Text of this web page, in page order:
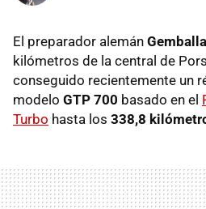
El preparador alemán Gemballa
kilómetros de la central de
conseguido recientemente un
modelo GTP 700 basado en el
Turbo hasta los 338,8